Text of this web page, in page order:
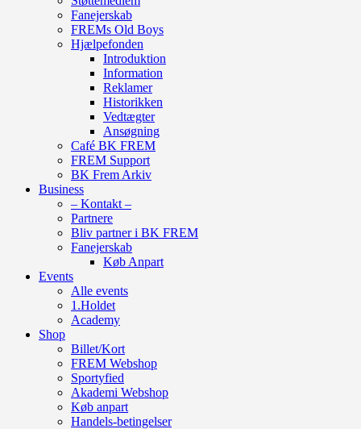
Fanejerskab
FREMs Old Boys
Hjælpefonden
Introduktion
Information
Reklamer
Historikken
Vedtægter
Ansøgning
Café BK FREM
FREM Support
BK Frem Arkiv
Business
– Kontakt –
Partnere
Bliv partner i BK FREM
Fanejerskab
Køb Anpart
Events
Alle events
1.Holdet
Academy
Shop
Billet/Kort
FREM Webshop
Sportyfied
Akademi Webshop
Køb anpart
Handels-betingelser